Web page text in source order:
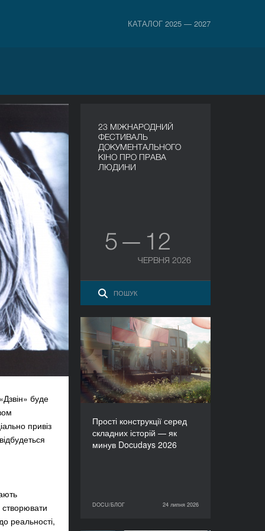
КАТАЛОГ 2025 — 2027
буде
привіз
створювати
реальності,
23 МІЖНАРОДНИЙ
ФЕСТИВАЛЬ
ДОКУМЕНТАЛЬНОГО
КІНО ПРО ПРАВА
ЛЮДИНИ
5 — 12
ЧЕРВНЯ 2026
Прості конструкції серед
складних історій — як
минув Docudays 2026
DOCU/БЛОГ 24 липня 2026
Прості конструкції серед
складних історій — як
минув Docudays 2026
DOCU/БЛОГ
24 липня 2026